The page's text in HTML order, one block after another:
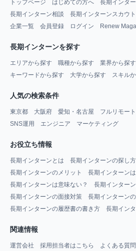
トップページ はじめての方へ
長期インタ
長期インターン相談
長期インターンスカウト
企業一覧
会員登録 ログイン Renew
長期インターンを探す
エリアから探す 職種から探す 業界から探す
キーワードから探す
大学から探す スキル
人気の検索条件
東京都 大阪府 愛知・名古屋 フルリモート
SNS運用
エンジニア マーケティング
お役立ち情報
長期インターンとは
長期インターンの探し方
長期インターンのメリット
長期インターン
長期インターンは意味ない？
長期インター
長期インターンの面接対策
長期インターン
長期インターンの履歴書の書き方
長期イン
関連情報
運営会社 採用担当者はこちら よくある質問